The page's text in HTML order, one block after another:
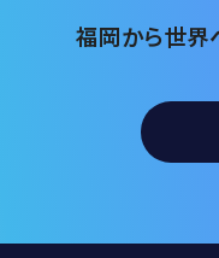
福岡から世界